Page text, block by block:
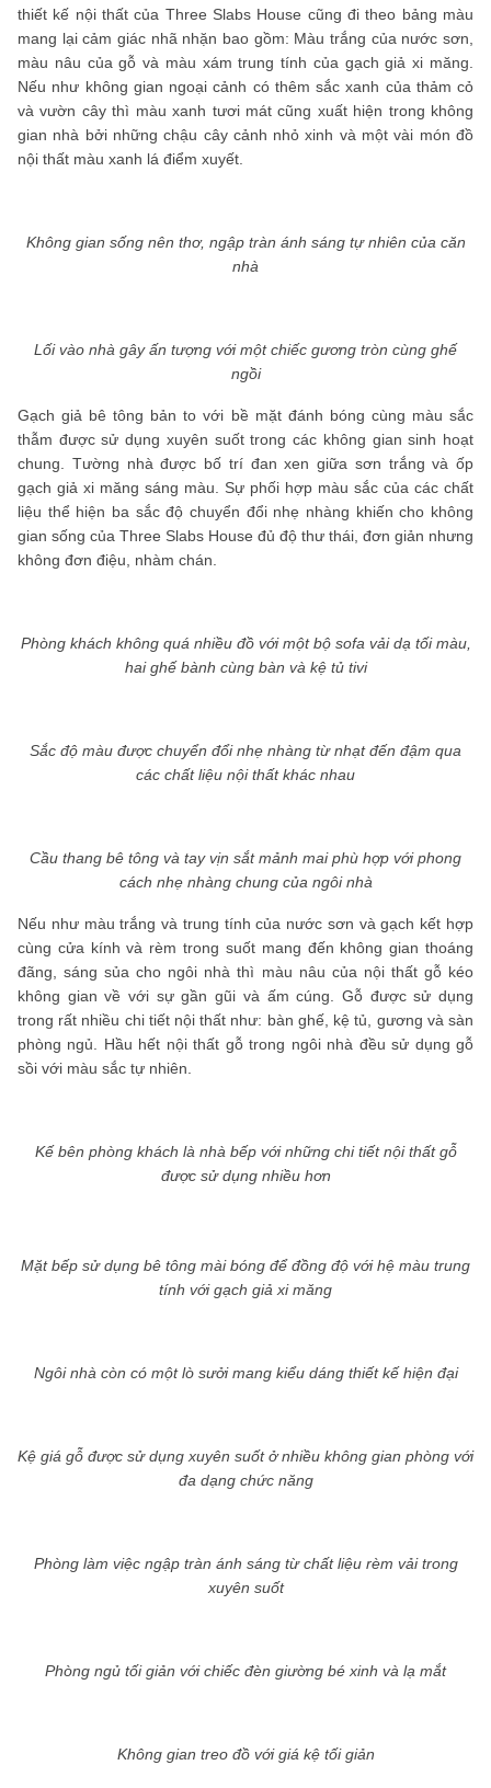
thiết kế nội thất của Three Slabs House cũng đi theo bảng màu
mang lại cảm giác nhã nhặn bao gồm: Màu trắng của nước sơn,
màu nâu của gỗ và màu xám trung tính của gạch giả xi măng.
Nếu như không gian ngoại cảnh có thêm sắc xanh của thảm cỏ
và vườn cây thì màu xanh tươi mát cũng xuất hiện trong không
gian nhà bởi những chậu cây cảnh nhỏ xinh và một vài món đồ
nội thất màu xanh lá điểm xuyết.
Không gian sống nên thơ, ngập tràn ánh sáng tự nhiên của căn
nhà
Lối vào nhà gây ấn tượng với một chiếc gương tròn cùng ghế
ngồi
Gạch giả bê tông bản to với bề mặt đánh bóng cùng màu sắc
thẫm được sử dụng xuyên suốt trong các không gian sinh hoạt
chung. Tường nhà được bố trí đan xen giữa sơn trắng và ốp
gạch giả xi măng sáng màu. Sự phối hợp màu sắc của các chất
liệu thể hiện ba sắc độ chuyển đổi nhẹ nhàng khiến cho không
gian sống của Three Slabs House đủ độ thư thái, đơn giản nhưng
không đơn điệu, nhàm chán.
Phòng khách không quá nhiều đồ với một bộ sofa vải dạ tối màu,
hai ghế bành cùng bàn và kệ tủ tivi
Sắc độ màu được chuyển đổi nhẹ nhàng từ nhạt đến đậm qua
các chất liệu nội thất khác nhau
Cầu thang bê tông và tay vịn sắt mảnh mai phù hợp với phong
cách nhẹ nhàng chung của ngôi nhà
Nếu như màu trắng và trung tính của nước sơn và gạch kết hợp
cùng cửa kính và rèm trong suốt mang đến không gian thoáng
đãng, sáng sủa cho ngôi nhà thì màu nâu của nội thất gỗ kéo
không gian về với sự gần gũi và ấm cúng. Gỗ được sử dụng
trong rất nhiều chi tiết nội thất như: bàn ghế, kệ tủ, gương và sàn
phòng ngủ. Hầu hết nội thất gỗ trong ngôi nhà đều sử dụng gỗ
sồi với màu sắc tự nhiên.
Kế bên phòng khách là nhà bếp với những chi tiết nội thất gỗ
được sử dụng nhiều hơn
Mặt bếp sử dụng bê tông mài bóng để đồng độ với hệ màu trung
tính với gạch giả xi măng
Ngôi nhà còn có một lò sưởi mang kiểu dáng thiết kế hiện đại
Kệ giá gỗ được sử dụng xuyên suốt ở nhiều không gian phòng với
đa dạng chức năng
Phòng làm việc ngập tràn ánh sáng từ chất liệu rèm vải trong
xuyên suốt
Phòng ngủ tối giản với chiếc đèn giường bé xinh và lạ mắt
Không gian treo đồ với giá kệ tối giản